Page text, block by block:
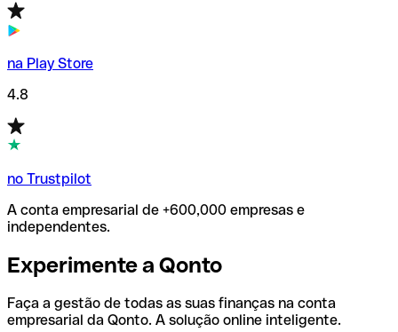
na Play Store
4.8
no Trustpilot
A conta empresarial de +600,000 empresas e
independentes.
Experimente a Qonto
Faça a gestão de todas as suas finanças na conta
empresarial da Qonto. A solução online inteligente.